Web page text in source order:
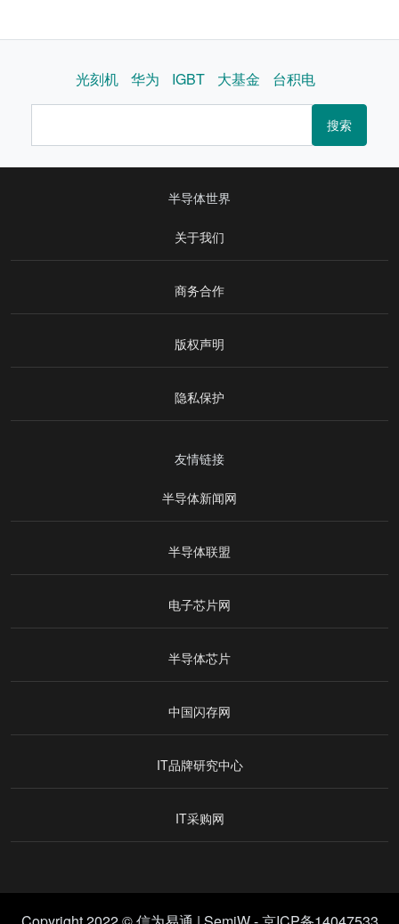
光刻机 华为 IGBT 大基金 台积电
搜索
半导体世界
关于我们
商务合作
版权声明
隐私保护
友情链接
半导体新闻网
半导体联盟
电子芯片网
半导体芯片
中国闪存网
IT品牌研究中心
IT采购网